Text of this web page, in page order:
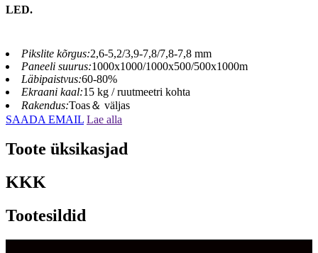
LED.
Pikslite kõrgus:2,6-5,2/3,9-7,8/7,8-7,8 mm
Paneeli suurus:1000x1000/1000x500/500x1000m
Läbipaistvus:60-80%
Ekraani kaal:15 kg / ruutmeetri kohta
Rakendus:Toas＆ väljas
SAADA EMAIL Lae alla
Toote üksikasjad
KKK
Tootesildid